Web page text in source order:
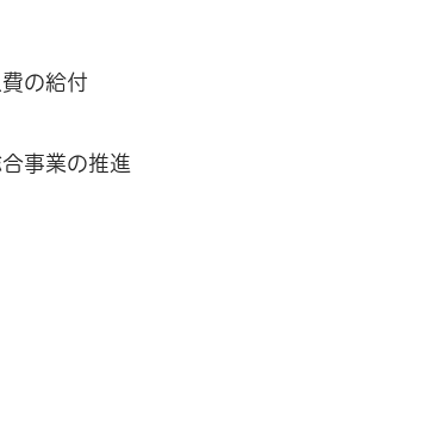
の給付
事業の推進